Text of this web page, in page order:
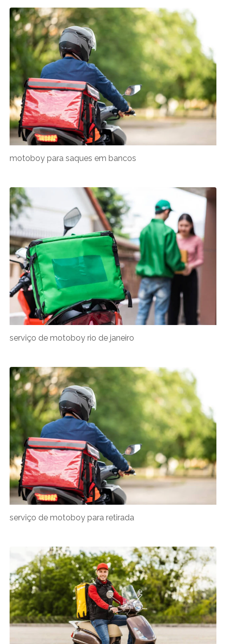
motoboy para saques em bancos
serviço de motoboy rio de janeiro
serviço de motoboy para retirada